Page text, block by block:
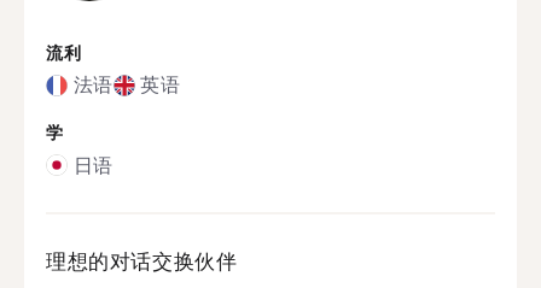
流利
法语 英语
学
日语
理想的对话交换伙伴